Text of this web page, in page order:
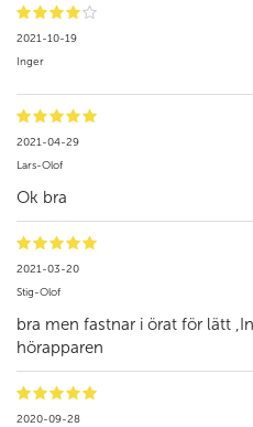
2021-10-19
Inger
2021-04-29
Lars-Olof
Ok bra
2021-03-20
Stig-Olof
bra men fastnar i örat för lätt
hörapparen
2020-09-28